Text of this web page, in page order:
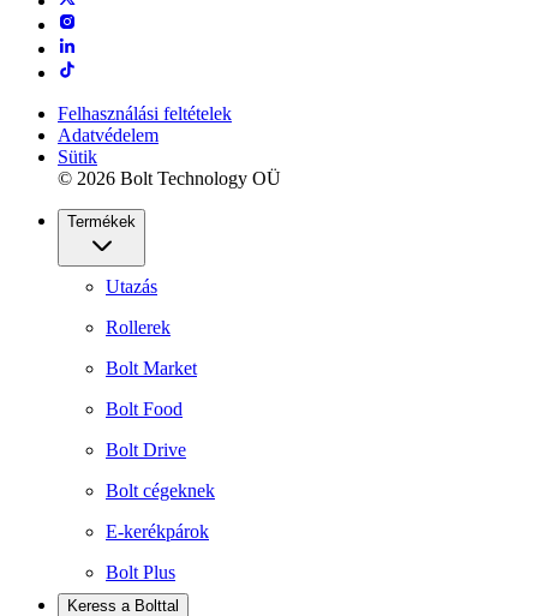
Felhasználási feltételek
Adatvédelem
Sütik
© 2026 Bolt Technology OÜ
Termékek
Utazás
Rollerek
Bolt Market
Bolt Food
Bolt Drive
Bolt cégeknek
E-kerékpárok
Bolt Plus
Keress a Bolttal